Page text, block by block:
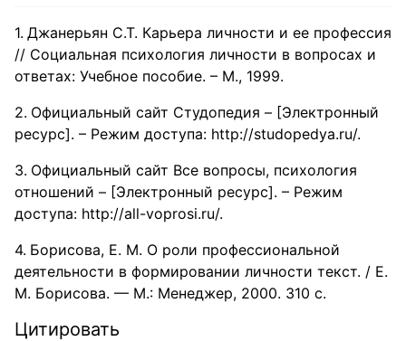
Джанерьян С.Т. Карьера личности и ее профессия
// Социальная психология личности в вопросах и
ответах: Учебное пособие. – М., 1999.
Официальный сайт Студопедия – [Электронный
ресурс]. – Режим доступа: http://studopedya.ru/.
Официальный сайт Все вопросы, психология
отношений – [Электронный ресурс]. – Режим
доступа: http://all-voprosi.ru/.
Борисова, Е. М. О роли профессиональной
деятельности в формировании личности текст. / Е.
М. Борисова. — М.: Менеджер, 2000. 310 с.
Цитировать